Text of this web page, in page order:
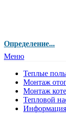
Определение...
Меню
Теплые
Монтаж
Монтаж
Тепловой
Информация